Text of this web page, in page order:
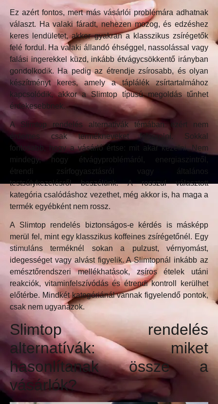
Ez azért fontos, mert más vásárlói problémára adhatnak
választ. Ha valaki fáradt, nehezen mozog, és edzéshez
keres lendületet, akkor gyakran a klasszikus zsírégetők
felé fordul. Ha valaki állandó éhséggel, nassolással vagy
falási ingerekkel küzd, inkább étvágycsökkentő irányban
gondolkodik. Ha pedig az étrendje zsírosabb, és olyan
készítményt keres, amely a táplálék zsírtartalmához
kapcsolódik, akkor a Slimtop típusú megoldás tűnhet
érdekesebbnek.
A Slimtop rendelés alternatívák témában ezért nem
érdemes csak termékneveket felsorolni. Sokkal
fontosabb, hogy a vásárló értse: mit akar kezelni. Nem
mindegy, hogy étvágyproblémáról, energiaszintről,
étrendi zsírfogyasztásról vagy általános
testsúlykezelésről beszélünk. A rosszul választott
kategória csalódáshoz vezethet, még akkor is, ha maga a
termék egyébként nem rossz.
A Slimtop rendelés biztonságos-e kérdés is másképp
merül fel, mint egy klasszikus koffeines zsírégetőnél. Egy
stimuláns terméknél sokan a pulzust, vérnyomást,
idegességet vagy alvást figyelik. A Slimtopnál inkább az
emésztőrendszeri mellékhatások, zsíros ételek utáni
reakciók, vitaminfelszívódás és étrendi kontroll kerülhet
előtérbe. Mindkét kategóriánál vannak figyelendő pontok,
csak nem ugyanazok.
Slimtop rendelés
alternatívák: miket
hasonlítanak össze a
vásárlók?